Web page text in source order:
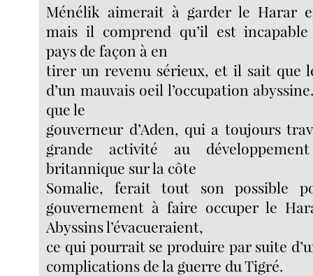
Ménélik aimerait à garder le Harar
mais il comprend qu’il est incapable
pays de façon à en
tirer un revenu sérieux, et il sait que
d’un mauvais oeil l’occupation
que le
gouverneur d’Aden, qui a toujours
grande activité au
britannique sur la côte
Somalie, ferait tout son possible
gouvernement à faire occuper le
Abyssins l’évacueraient,
ce qui pourrait se produire par suite
complications de la guerre du Tigré.